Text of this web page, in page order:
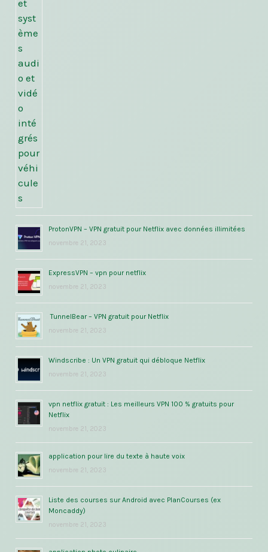
ProtonVPN – VPN gratuit pour Netflix avec données illimitées
novembre 21, 2023
ExpressVPN – vpn pour netflix
novembre 21, 2023
TunnelBear – VPN gratuit pour Netflix
novembre 21, 2023
Windscribe : Un VPN gratuit qui débloque Netflix
novembre 21, 2023
vpn netflix gratuit : Les meilleurs VPN 100 % gratuits pour
Netflix
novembre 21, 2023
application pour lire du texte à haute voix
novembre 21, 2023
Liste des courses sur Android avec PlanCourses (ex
Moncaddy)
novembre 21, 2023